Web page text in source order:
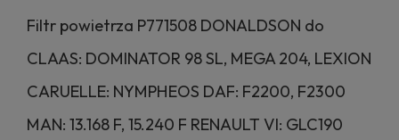
Filtr powietrza P771508 DONALDSON do
CLAAS: DOMINATOR 98 SL, MEGA 204, LEXION
CARUELLE: NYMPHEOS DAF: F2200, F2300
MAN: 13.168 F, 15.240 F RENAULT VI: GLC190